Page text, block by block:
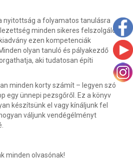
nyitottság a folyamatos tanulásra
minden sikeres felszolgáló
ezen kompetenciák
olyan tanuló és pályakezdő
aki tudatosan építi
minden korty számít – legyen szó
egy ünnepi pezsgőről. Ez a könyv
készítsünk el vagy kínáljunk fel
váljunk vendégélményt
minden olvasónak!